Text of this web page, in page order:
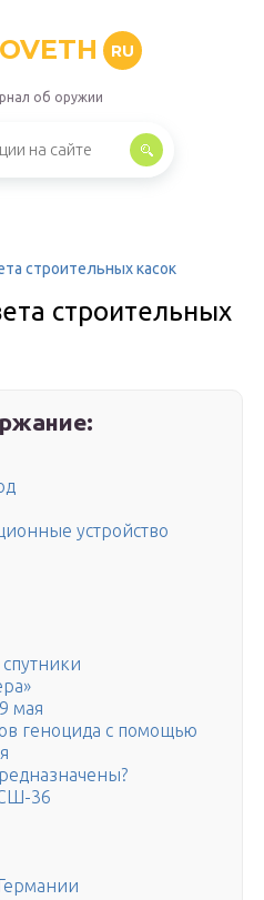
RU
об оружии
строительных касок
строительных
устройство
мая
геноцида с помощью
СШ-36